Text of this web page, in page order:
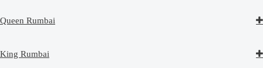
Queen Rumbai
King Rumbai